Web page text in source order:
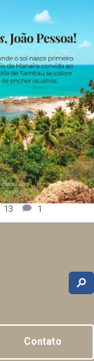
13 1
Contato